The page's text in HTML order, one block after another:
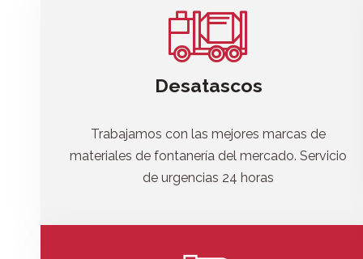
Desatascos
Trabajamos con las mejores marcas de
materiales de fontanería del mercado. Servicio
de urgencias 24 horas